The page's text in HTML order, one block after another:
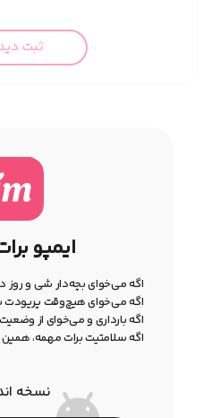
ثبت
ایمپو
اگه می‌خوای بچه‌دار شی و روز
اگه می‌خوای هیچ‌وقت پریودت
اگه بارداری و می‌خوای از
اگه سلامتیت برات مهمه،
نسخه